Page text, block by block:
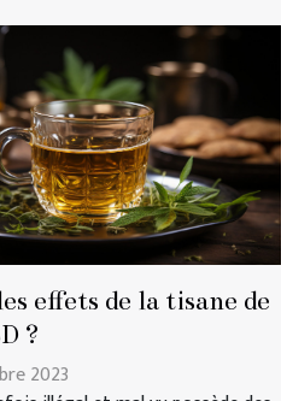
effets de la tisane de
?
2023